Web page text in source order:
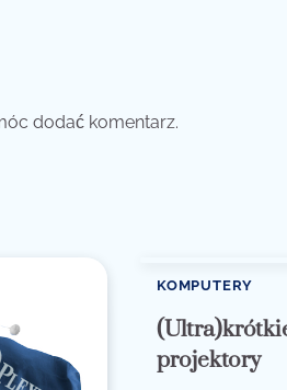
dodać komentarz.
KOMPUTERY
projektory